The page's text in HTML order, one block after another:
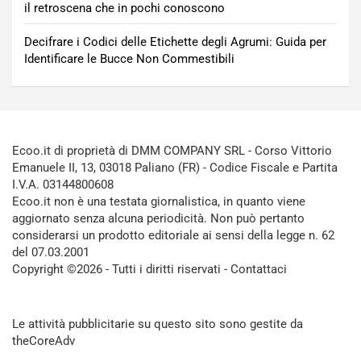
il retroscena che in pochi conoscono
Decifrare i Codici delle Etichette degli Agrumi: Guida per
Identificare le Bucce Non Commestibili
Ecoo.it di proprietà di DMM COMPANY SRL - Corso Vittorio
Emanuele II, 13, 03018 Paliano (FR) - Codice Fiscale e Partita
I.V.A. 03144800608
Ecoo.it non è una testata giornalistica, in quanto viene
aggiornato senza alcuna periodicità. Non può pertanto
considerarsi un prodotto editoriale ai sensi della legge n. 62
del 07.03.2001
Copyright ©2026 - Tutti i diritti riservati - Contattaci
Le attività pubblicitarie su questo sito sono gestite da
theCoreAdv